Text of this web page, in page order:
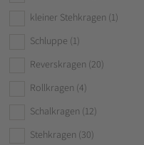
kleiner Stehkragen (1)
Schluppe (1)
Reverskragen (20)
Rollkragen (4)
Schalkragen (12)
Stehkragen (30)